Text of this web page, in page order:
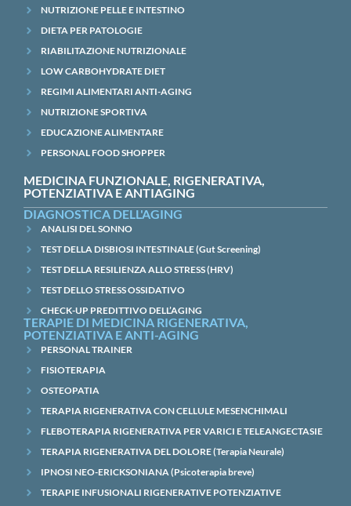
NUTRIZIONE PELLE E INTESTINO
DIETA PER PATOLOGIE
RIABILITAZIONE NUTRIZIONALE
LOW CARBOHYDRATE DIET
REGIMI ALIMENTARI ANTI-AGING
NUTRIZIONE SPORTIVA
EDUCAZIONE ALIMENTARE
PERSONAL FOOD SHOPPER
MEDICINA FUNZIONALE, RIGENERATIVA,
POTENZIATIVA E ANTIAGING
DIAGNOSTICA DELL'AGING
ANALISI DEL SONNO
TEST DELLA DISBIOSI INTESTINALE (Gut Screening)
TEST DELLA RESILIENZA ALLO STRESS (HRV)
TEST DELLO STRESS OSSIDATIVO
CHECK-UP PREDITTIVO DELL’AGING
TERAPIE DI MEDICINA RIGENERATIVA,
POTENZIATIVA E ANTI-AGING
PERSONAL TRAINER
FISIOTERAPIA
OSTEOPATIA
TERAPIA RIGENERATIVA CON CELLULE MESENCHIMALI
FLEBOTERAPIA RIGENERATIVA PER VARICI E TELEANGECTASIE
TERAPIA RIGENERATIVA DEL DOLORE (Terapia Neurale)
IPNOSI NEO-ERICKSONIANA (Psicoterapia breve)
TERAPIE INFUSIONALI RIGENERATIVE POTENZIATIVE